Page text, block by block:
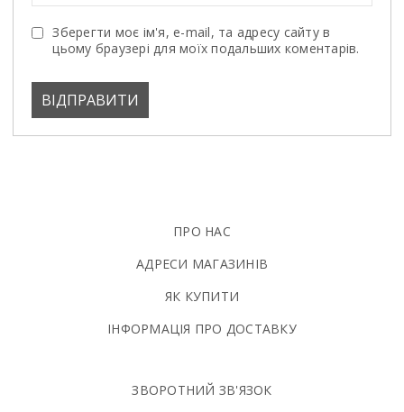
Зберегти моє ім'я, e-mail, та адресу сайту в
цьому браузері для моїх подальших коментарів.
ПРО НАС
АДРЕСИ МАГАЗИНІВ
ЯК КУПИТИ
ІНФОРМАЦІЯ ПРО ДОСТАВКУ
ЗВОРОТНИЙ ЗВ'ЯЗОК